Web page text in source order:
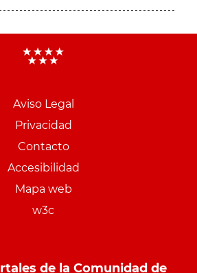
Aviso Legal
Privacidad
Contacto
Accesibilidad
Mapa web
w3c
de la Comunidad de